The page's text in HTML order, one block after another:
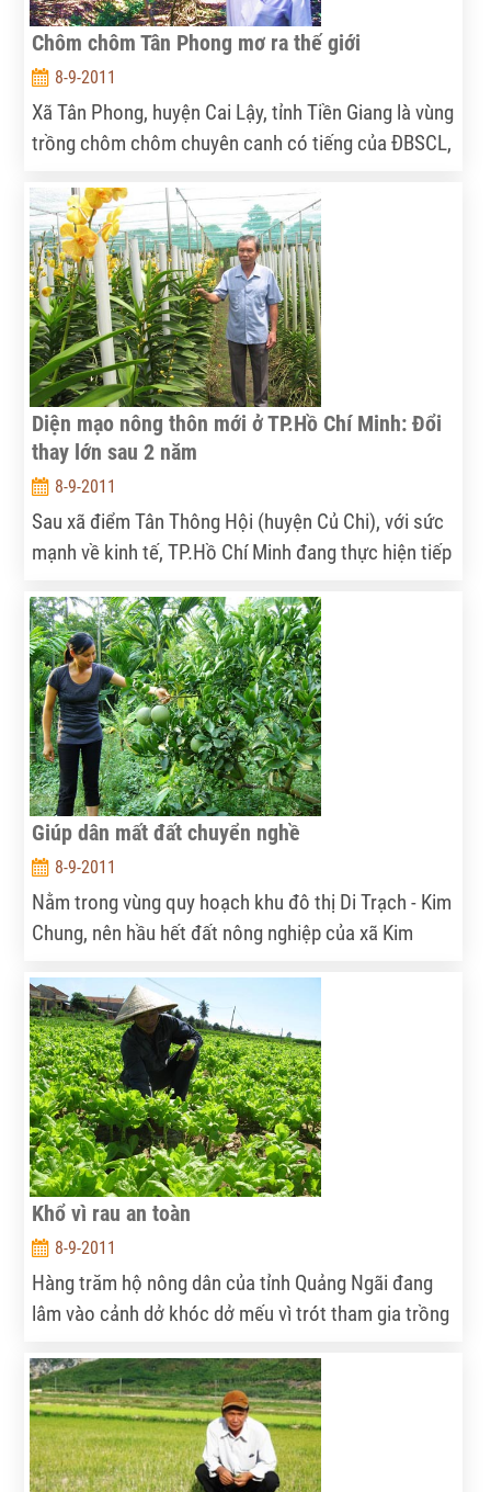
Chôm chôm Tân Phong mơ ra thế giới
8-9-2011
Xã Tân Phong, huyện Cai Lậy, tỉnh Tiền Giang là vùng
trồng chôm chôm chuyên canh có tiếng của ĐBSCL,
chôm chôm Java. Đây là giống chôm chôm phù hợp
cho xuất khẩu nên được tỉnh chú ý đầu tư áp dụng
sản xuất theo tiêu chuẩn GAP.
Diện mạo nông thôn mới ở TP.Hồ Chí Minh: Đổi
thay lớn sau 2 năm
8-9-2011
Sau xã điểm Tân Thông Hội (huyện Củ Chi), với sức
mạnh về kinh tế, TP.Hồ Chí Minh đang thực hiện tiếp
tương lai không xa, sẽ có rất nhiều xã ở TP. Hồ Chí
Minh đạt chuẩn về NTM.
Giúp dân mất đất chuyển nghề
8-9-2011
Nằm trong vùng quy hoạch khu đô thị Di Trạch - Kim
Chung, nên hầu hết đất nông nghiệp của xã Kim
hàng CSXH huyện Hoài Đức đã kịp thời cho người
dân vay vốn để chuyển nghề...
Khổ vì rau an toàn
8-9-2011
Hàng trăm hộ nông dân của tỉnh Quảng Ngãi đang
lâm vào cảnh dở khóc dở mếu vì trót tham gia trồng